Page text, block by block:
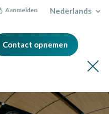
Aanmelden Nederlands
Contact opnemen